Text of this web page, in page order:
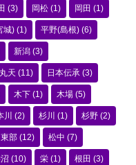
(3) 岡松 (1) 岡田 (1)
城) (1) 平野(島根) (6)
新潟 (3)
天 (11) 日本伝承 (3)
木下 (1) 木場 (5)
川 (2) 杉川 (1) 杉野 (2)
東部 (12) 松中 (7)
(10) 栄 (1) 根田 (3)